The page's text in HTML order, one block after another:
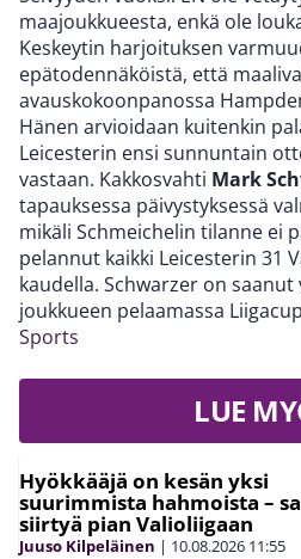
maajoukkueesta, enkä ole
Keskeytin harjoituksen
epätodennäköistä, että
avauskokoonpanossa
Hänen arvioidaan kuitenkin
Leicesterin ensi sunnuntain
vastaan. Kakkosvahti Mark
tapauksessa päivystyksessä
mikäli Schmeichelin tilanne ei
pelannut kaikki Leicesterin 31
kaudella. Schwarzer on
joukkueen pelaamassa
Sports
LUE
Hyökkääjä on kesän yksi
suurimmista hahmoista –
siirtyä pian Valioliigaan
Juuso Kilpeläinen | 10.08.2026 11:55